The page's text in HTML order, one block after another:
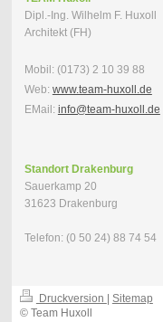
Dipl.-Ing. Wilhelm F. Huxoll
Architekt (FH)
Mobil: (0173) 2 10 39 88
Web: www.team-huxoll.de
EMail: info@team-huxoll.de
Standort Drakenburg
Sauerkamp 20
31623 Drakenburg
Telefon: (0 50 24) 88 74 54
Druckversion
Sitemap
© Team Huxoll